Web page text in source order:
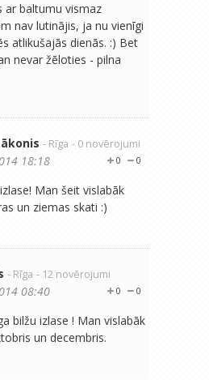
ar baltumu vismaz
nav lutinājis, ja nu vienīgi
atlikušajās dienās. :) Bet
nevar žēloties - pilna
- Rīga - 0 novērojumi
0
0
18:18
Man šeit vislabāk
un ziemas skati :)
- Rīga - 12 novērojumi
0
0
08:40
bilžu izlase ! Man vislabāk
un decembris.